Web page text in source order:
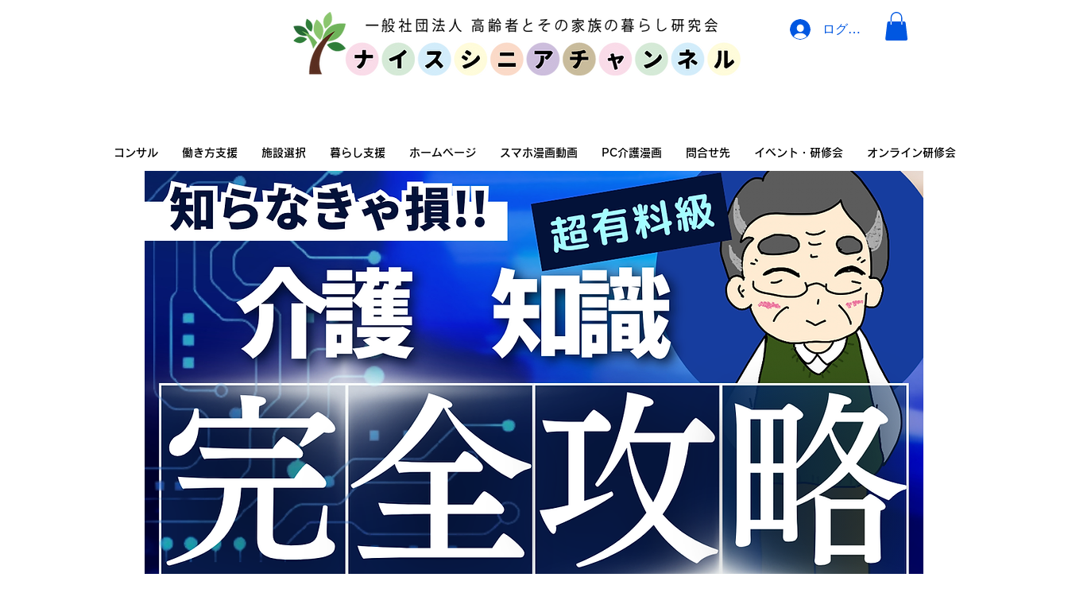
ログイン
コンサル 働き方支援 施設選択 暮らし支援 ホームページ スマホ漫画動画 PC介護漫画 問合せ先 イベント・研修会 オンライン研修会